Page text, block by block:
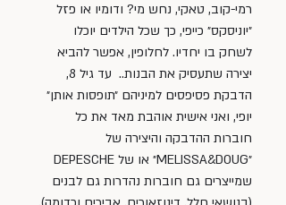
רמי-קוב, טאקי, נחש מי? ודומיו או פזל
״יוניסקס״ כייפי, כך שכל הילדים יוכלו
לשחק בו יחדיו. לחלופין, אפשר להביא
יצירה שתעסיק את הבנות..  עד גיל 8,
הדבקת פסיפסים למיניהם ״תופסות אותן״
יופי, ואני אישית אוהבת מאד את כל
חוברות ההדבקה והיצירה של
שמייצרים גם חוברות נהדרות גם לבנים